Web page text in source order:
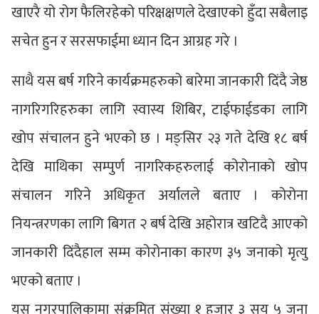
खाएरै यो रोग फैलिरहेको परिक्षक्षणले देखाएको हुँदा सबैलाइ
सचेत हुन र सरसफाईमा ध्यान दिन आग्रह गरे ।
साथै यस बर्ष गरिने कार्यक्रमहरुको बारेमा जानकारी दिंदै जेष्ठ
नागरिगरिहरुका लागि स्वास्य शिबिर, टाईफाईडका लागि
खोप संचालन हुने भएको छ । मङ्सिर २३ गते देखि १८ बर्ष
देखि माथिका सम्पुर्ण नागरिकहरुलाई कोरोनाको खोप
संचालन गरिने अधिकृत अर्यालले बताए । कोरोना
नियन्त्ररणका लागि बिगत २ बर्ष देखि अहोरात्र खटिदै आएको
जानकारी दिंदैहाल सम्म कोरोनाका कारण ३५ जनाको मृत्यु
भएको बताए ।